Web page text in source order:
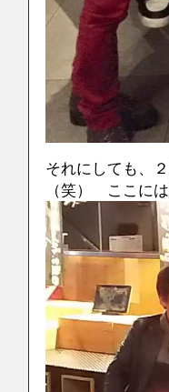
それにしても、
（笑） ここに